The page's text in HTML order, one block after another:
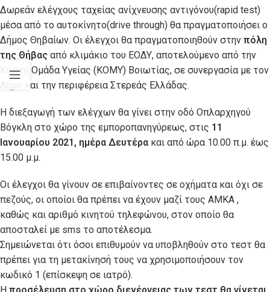
Δωρεάν ελέγχους ταχείας ανίχνευσης αντιγόνου(rapid test)
μέσα από το αυτοκίνητο(drive through) θα πραγματοποιήσει ο
Δήμος Θηβαίων. Οι έλεγχοι θα πραγματοποιηθούν στην πόλη
της Θήβας από κλιμάκιο του ΕΟΔΥ, αποτελούμενο από την
Κινητή Ομάδα Υγείας (ΚΟΜΥ) Βοιωτίας, σε συνεργασία με τον
Δήμο και την περιφέρεια Στερεάς Ελλάδας.
Η διεξαγωγή των ελέγχων θα γίνει στην οδό Οπλαρχηγού
Βόγκλη στο χώρο της εμποροπανηγύρεως, στις 11
Ιανουαρίου 2021, ημέρα Δευτέρα και από ώρα 10.00 π.μ. έως
15.00 μ.μ.
Οι έλεγχοι θα γίνουν σε επιβαίνοντες σε οχήματα και όχι σε
πεζούς, οι οποίοι θα πρέπει να έχουν μαζί τους ΑΜΚΑ ,
καθώς και αριθμό κινητού τηλεφώνου, στον οποίο θα
αποσταλεί με sms το αποτέλεσμα.
Σημειώνεται ότι όσοι επιθυμούν να υποβληθούν στο τεστ θα
πρέπει για τη μετακίνησή τους να χρησιμοποιήσουν τον
κωδικό 1 (επίσκεψη σε ιατρό).
Η προσέλευση στο χώρο διενέργειας των τεστ θα γίνεται